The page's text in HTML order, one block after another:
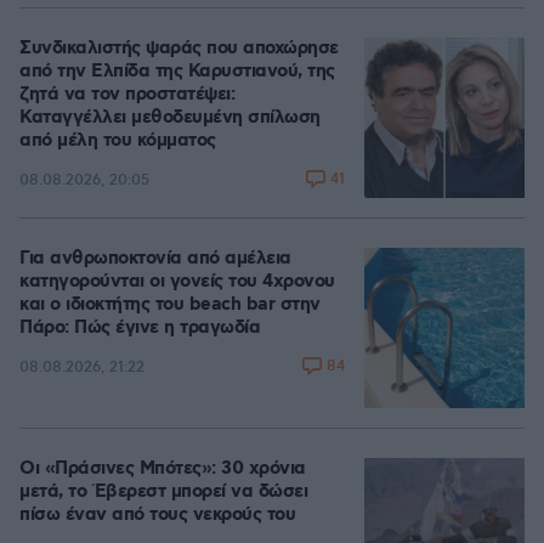
Συνδικαλιστής ψαράς που αποχώρησε
από την Ελπίδα της Καρυστιανού, της
ζητά να τον προστατέψει:
Καταγγέλλει μεθοδευμένη σπίλωση
από μέλη του κόμματος
08.08.2026, 20:05 41
Για ανθρωποκτονία από αμέλεια
κατηγορούνται οι γονείς του 4χρονου
και ο ιδιοκτήτης του beach bar στην
Πάρο: Πώς έγινε η τραγωδία
08.08.2026, 21:22 84
Οι «Πράσινες Μπότες»: 30 χρόνια
μετά, το Έβερεστ μπορεί να δώσει
πίσω έναν από τους νεκρούς του